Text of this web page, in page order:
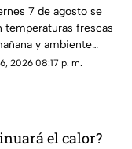
HOY
7 de agosto
7 de agosto se
temperaturas frescas
y ambiente
a cálido por la tarde;
2026 08:17 p. m.
el calor?